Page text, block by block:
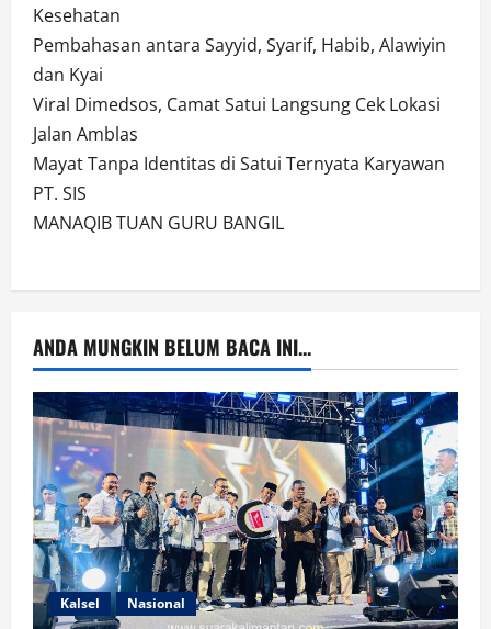
Kesehatan
Pembahasan antara Sayyid, Syarif, Habib, Alawiyin
dan Kyai
Viral Dimedsos, Camat Satui Langsung Cek Lokasi
Jalan Amblas
Mayat Tanpa Identitas di Satui Ternyata Karyawan
PT. SIS
MANAQIB TUAN GURU BANGIL
ANDA MUNGKIN BELUM BACA INI...
Kalsel Nasional